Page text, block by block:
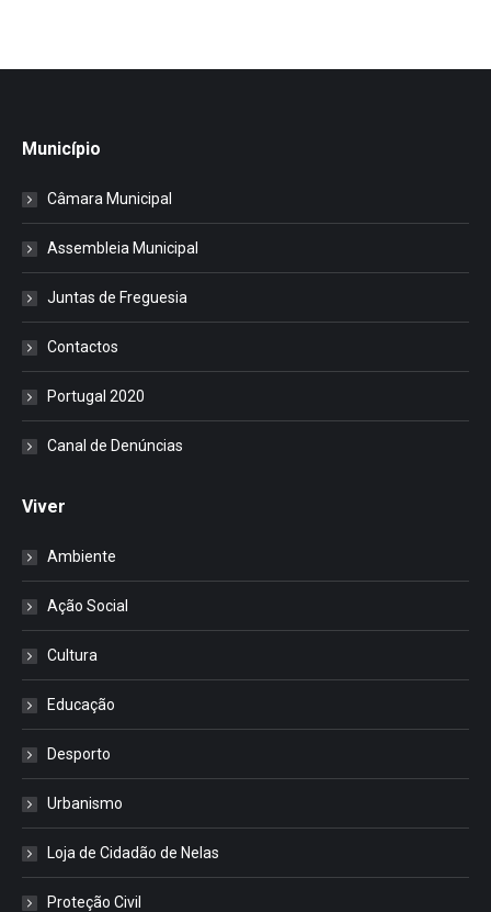
Município
Câmara Municipal
Assembleia Municipal
Juntas de Freguesia
Contactos
Portugal 2020
Canal de Denúncias
Viver
Ambiente
Ação Social
Cultura
Educação
Desporto
Urbanismo
Loja de Cidadão de Nelas
Proteção Civil